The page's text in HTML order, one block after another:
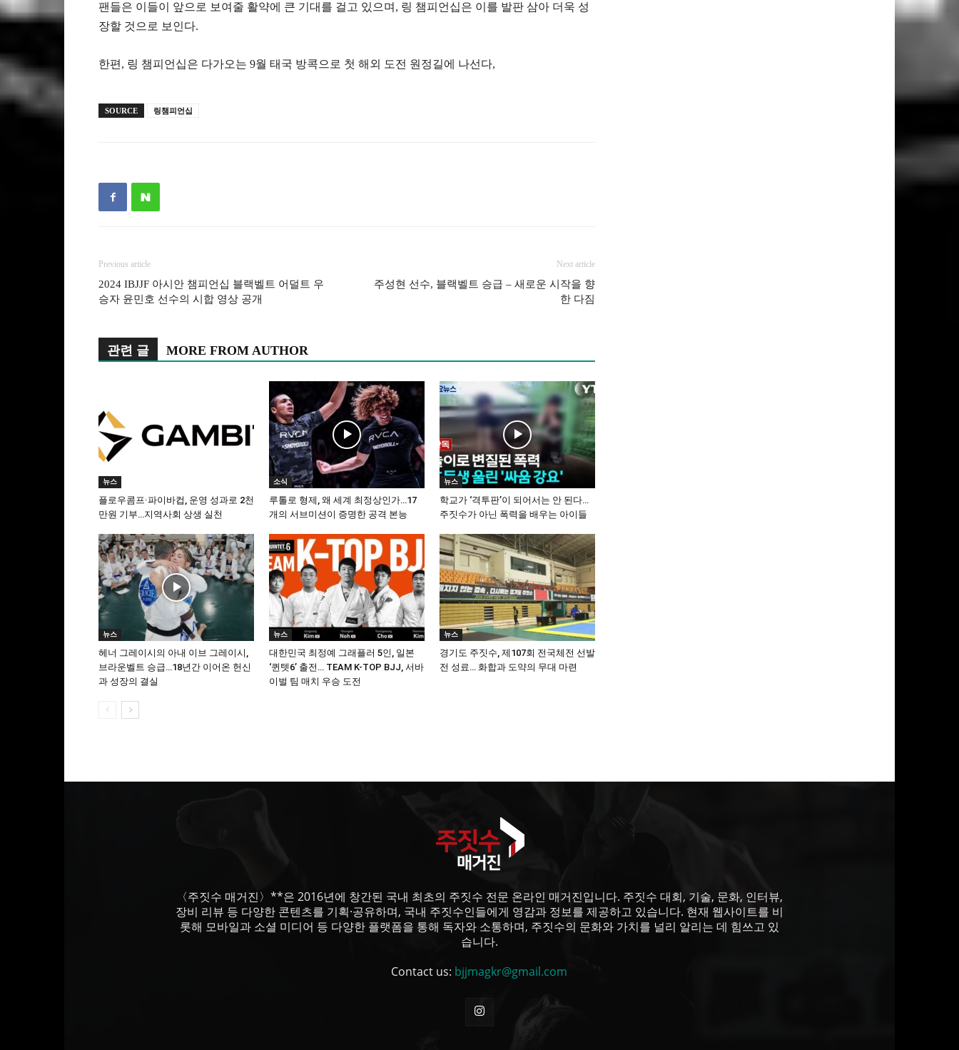
팬들은 이들이 앞으로 보여줄 활약에 큰 기대를 걸고 있으며, 링 챔피언십은 이를 발판 삼아 더욱 성
장할 것으로 보인다.
한편, 링 챔피언십은 다가오는 9월 태국 방콕으로 첫 해외 도전 원정길에 나선다,
SOURCE 링챔피언십
Previous article
2024 IBJJF 아시안 챔피언십 블랙벨트 어덜트 우
승자 윤민호 선수의 시합 영상 공개
Next article
주성현 선수, 블랙벨트 승급 – 새로운 시작을 향
한 다짐
관련 글 MORE FROM AUTHOR
뉴스
플로우콤프·파이바컵, 운영 성과로 2천
만원 기부…지역사회 상생 실천
소식
루톨로 형제, 왜 세계 최정상인가…17
개의 서브미션이 증명한 공격 본능
뉴스
학교가 ‘격투판’이 되어서는 안 된다…
주짓수가 아닌 폭력을 배우는 아이들
뉴스
헤너 그레이시의 아내 이브 그레이시,
브라운벨트 승급…18년간 이어온 헌신
과 성장의 결실
뉴스
대한민국 최정예 그래플러 5인, 일본
‘퀸텟6’ 출전… TEAM K-TOP BJJ, 서바
이벌 팀 매치 우승 도전
뉴스
경기도 주짓수, 제107회 전국체전 선발
전 성료… 화합과 도약의 무대 마련
〈주짓수 매거진〉**은 2016년에 창간된 국내 최초의 주짓수 전문 온라인 매거진입니다. 주짓수 대회, 기술, 문화, 인터뷰,
장비 리뷰 등 다양한 콘텐츠를 기획·공유하며, 국내 주짓수인들에게 영감과 정보를 제공하고 있습니다. 현재 웹사이트를 비
롯해 모바일과 소셜 미디어 등 다양한 플랫폼을 통해 독자와 소통하며, 주짓수의 문화와 가치를 널리 알리는 데 힘쓰고 있
습니다.
Contact us: bjjmagkr@gmail.com